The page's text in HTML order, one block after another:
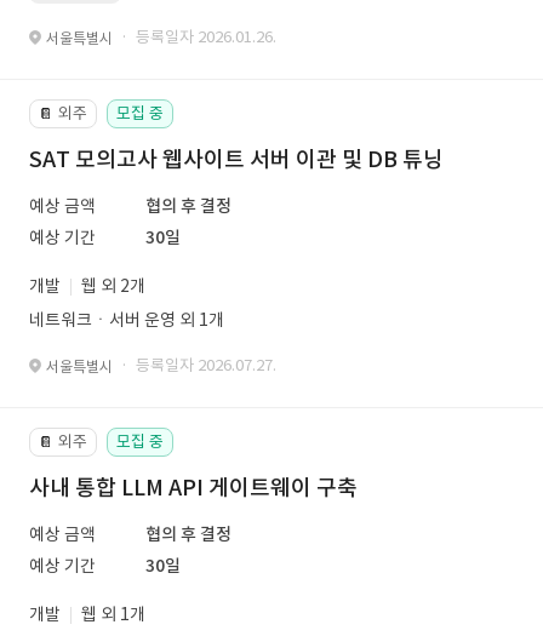
서울특별시 · 등록일자 2026.01.26.
📔 외주 모집 중
SAT 모의고사 웹사이트 서버 이관 및 DB 튜닝
예상 금액
협의 후 결정
예상 기간
30일
개발
웹 외 2개
네트워크ㆍ서버 운영 외 1개
서울특별시 · 등록일자 2026.07.27.
📔 외주 모집 중
사내 통합 LLM API 게이트웨이 구축
예상 금액
협의 후 결정
예상 기간
30일
개발
웹 외 1개